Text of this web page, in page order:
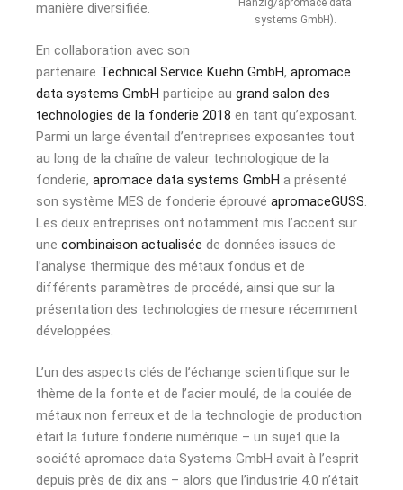
Hanzig/apromace data
systems GmbH).
manière diversifiée.
En collaboration avec son
partenaire Technical Service Kuehn GmbH, apromace
data systems GmbH participe au grand salon des
technologies de la fonderie 2018 en tant qu’exposant.
Parmi un large éventail d’entreprises exposantes tout
au long de la chaîne de valeur technologique de la
fonderie, apromace data systems GmbH a présenté
son système MES de fonderie éprouvé apromaceGUSS.
Les deux entreprises ont notamment mis l’accent sur
une combinaison actualisée de données issues de
l’analyse thermique des métaux fondus et de
différents paramètres de procédé, ainsi que sur la
présentation des technologies de mesure récemment
développées.
L’un des aspects clés de l’échange scientifique sur le
thème de la fonte et de l’acier moulé, de la coulée de
métaux non ferreux et de la technologie de production
était la future fonderie numérique – un sujet que la
société apromace data Systems GmbH avait à l’esprit
depuis près de dix ans – alors que l’industrie 4.0 n’était